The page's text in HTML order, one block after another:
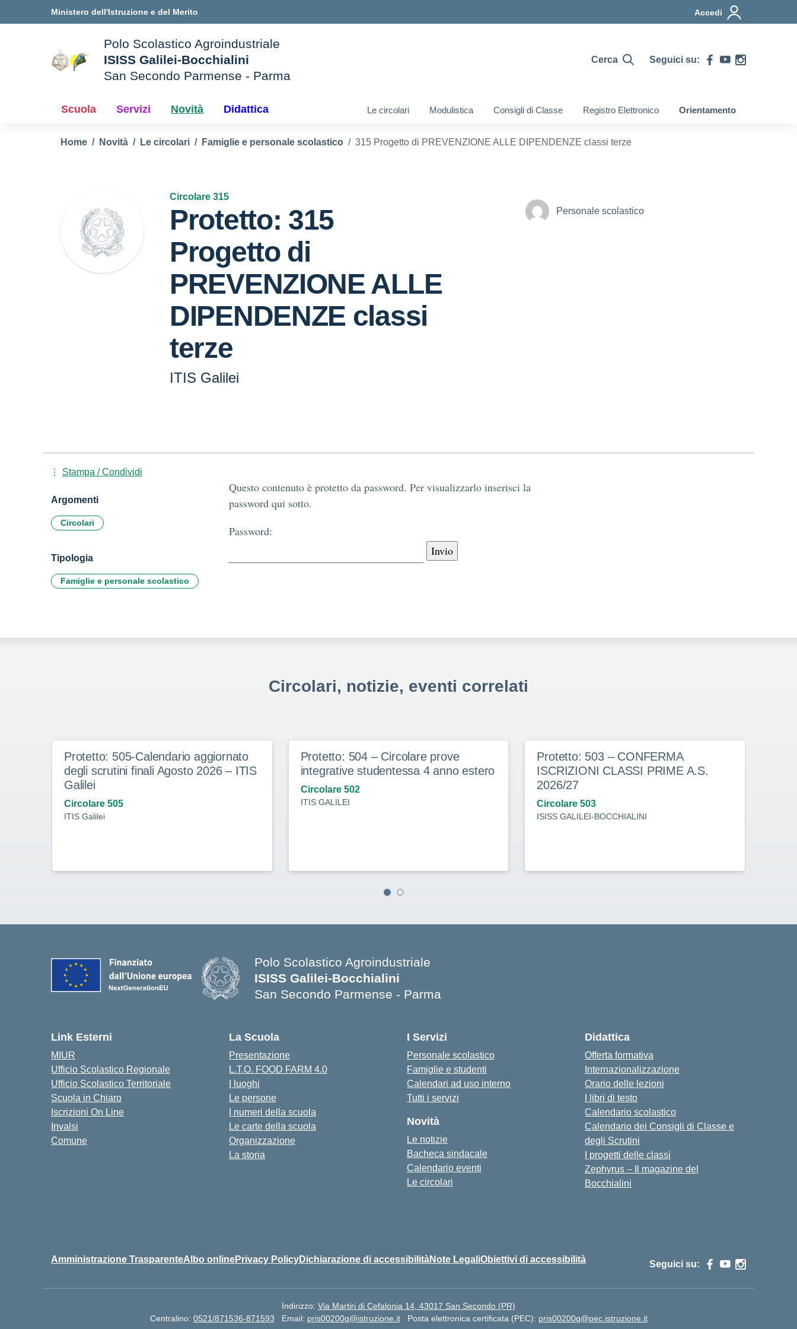
Ministero dell'Istruzione e del Merito Accedi
Polo Scolastico Agroindustriale
ISISS Galilei-Bocchialini
San Secondo Parmense - Parma
Cerca Seguici su:
Scuola Servizi Novità Didattica Le circolari Modulistica Consigli di Classe Registro Elettronico Orientamento
Home Novità Le circolari Famiglie e personale scolastico 315 Progetto di PREVENZIONE ALLE DIPENDENZE classi terze
Circolare 315
Protetto: 315
Progetto di
PREVENZIONE ALLE
DIPENDENZE classi
terze
ITIS Galilei
Personale scolastico
Questo contenuto è protetto da password. Per visualizzarlo inserisci la
password qui sotto.
Password:
Stampa / Condividi
Argomenti
Circolari
Tipologia
Famiglie e personale scolastico
Circolari, notizie, eventi correlati
Protetto: 505-Calendario aggiornato
degli scrutini finali Agosto 2026 – ITIS
Galilei
Circolare 505
ITIS Galilei
Protetto: 504 – Circolare prove
integrative studentessa 4 anno estero
Circolare 502
ITIS GALILEI
Protetto: 503 – CONFERMA
ISCRIZIONI CLASSI PRIME A.S.
2026/27
Circolare 503
ISISS GALILEI-BOCCHIALINI
Polo Scolastico Agroindustriale
ISISS Galilei-Bocchialini
San Secondo Parmense - Parma
Link Esterni
MIUR
Ufficio Scolastico Regionale
Ufficio Scolastico Territoriale
Scuola in Chiaro
Iscrizioni On Line
Invalsi
Comune
La Scuola
Presentazione
L.T.O. FOOD FARM 4.0
I luoghi
Le persone
I numeri della scuola
Le carte della scuola
Organizzazione
La storia
I Servizi
Personale scolastico
Famiglie e studenti
Calendari ad uso interno
Tutti i servizi
Novità
Le notizie
Bacheca sindacale
Calendario eventi
Le circolari
Didattica
Offerta formativa
Internazionalizzazione
Orario delle lezioni
I libri di testo
Calendario scolastico
Calendario dei Consigli di Classe e
degli Scrutini
I progetti delle classi
Zephyrus – Il magazine del
Bocchialini
Amministrazione TrasparenteAlbo onlinePrivacy PolicyDichiarazione di accessibilitàNote LegaliObiettivi di accessibilità Seguici su:
Indirizzo: Via Martiri di Cefalonia 14, 43017 San Secondo (PR)
Centralino: 0521/871536-871593 Email: pris00200q@istruzione.it Posta elettronica certificata (PEC): pris00200q@pec.istruzione.it